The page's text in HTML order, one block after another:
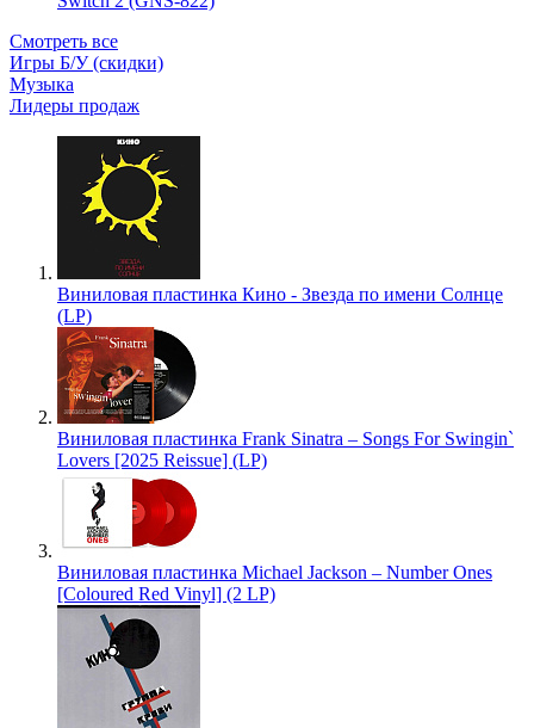
Смотреть все
Игры Б/У (скидки)
Музыка
Лидеры продаж
Виниловая пластинка Кино - Звезда по имени Солнце
(LP)
Виниловая пластинка Frank Sinatra – Songs For Swingin`
Lovers [2025 Reissue] (LP)
Виниловая пластинка Michael Jackson – Number Ones
[Coloured Red Vinyl] (2 LP)